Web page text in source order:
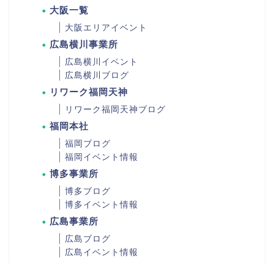
大阪一覧
大阪エリアイベント
広島横川事業所
広島横川イベント
広島横川ブログ
リワーク福岡天神
リワーク福岡天神ブログ
福岡本社
福岡ブログ
福岡イベント情報
博多事業所
博多ブログ
博多イベント情報
広島事業所
広島ブログ
広島イベント情報